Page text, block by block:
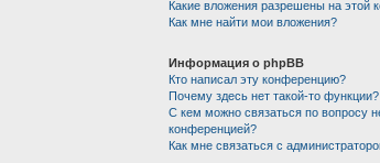
Какие вложения разрешены на этой
Как мне найти мои вложения?
Информация о phpBB
Кто написал эту конференцию?
Почему здесь нет такой-то функции?
С кем можно связаться по вопросу
конференцией?
Как мне связаться с